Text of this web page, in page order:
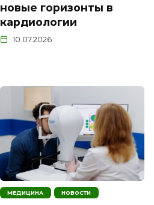
новые горизонты в
кардиологии
10.07.2026
МЕДИЦИНА НОВОСТИ